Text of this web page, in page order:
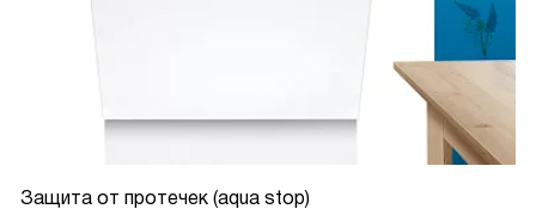
Защита от протечек (aqua stop)